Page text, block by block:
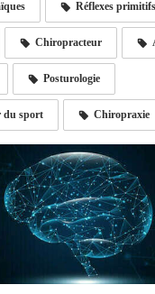
Réflexes primitifs
Chiropracteur
Posturologie
du sport Chiropraxie